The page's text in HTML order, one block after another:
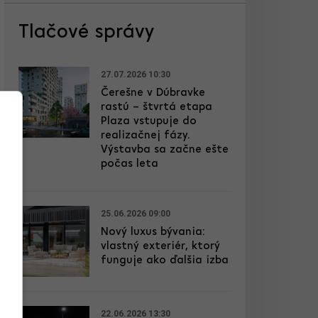
Tlačové správy
27.07.2026 10:30
Čerešne v Dúbravke
rastú – štvrtá etapa
Plaza vstupuje do
realizačnej fázy.
Výstavba sa začne ešte
počas leta
25.06.2026 09:00
Nový luxus bývania:
vlastný exteriér, ktorý
funguje ako ďalšia izba
22.06.2026 13:30